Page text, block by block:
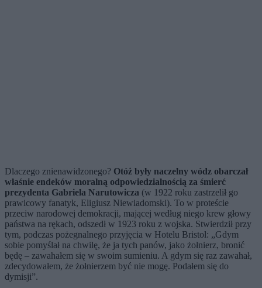
Dlaczego znienawidzonego? Otóż były naczelny wódz obarczał
właśnie endeków moralną odpowiedzialnością za śmierć
prezydenta Gabriela Narutowicza (w 1922 roku zastrzelił go
prawicowy fanatyk, Eligiusz Niewiadomski). To w proteście
przeciw narodowej demokracji, mającej według niego krew głowy
państwa na rękach, odszedł w 1923 roku z wojska. Stwierdził przy
tym, podczas pożegnalnego przyjęcia w Hotelu Bristol: „Gdym
sobie pomyślał na chwilę, że ja tych panów, jako żołnierz, bronić
będę – zawahałem się w swoim sumieniu. A gdym się raz zawahał,
zdecydowałem, że żołnierzem być nie mogę. Podałem się do
dymisji”.